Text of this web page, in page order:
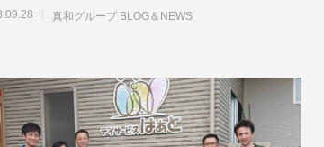
２０１８年１２月６日（木）
真和グループ BLOG＆NEWS